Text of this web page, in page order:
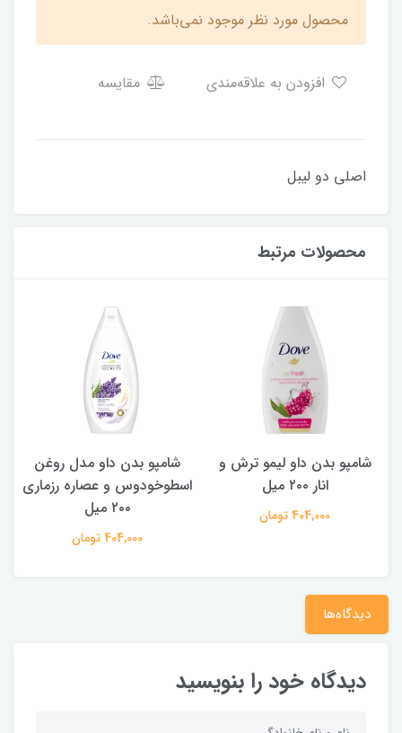
محصول مورد نظر موجود نمی‌باشد.
مقایسه
اصلی دو لیبل
محصولات مرتبط
شامپو بدن داو لیمو ترش و
انار ۲۰۰ میل
404,000 تومان
شامپو بدن ‌داو مدل روغن
اسطوخودوس و عصاره رزماری
۲۰۰ میل
404,000 تومان
دیدگاه‌ها
دیدگاه خود را بنویسید